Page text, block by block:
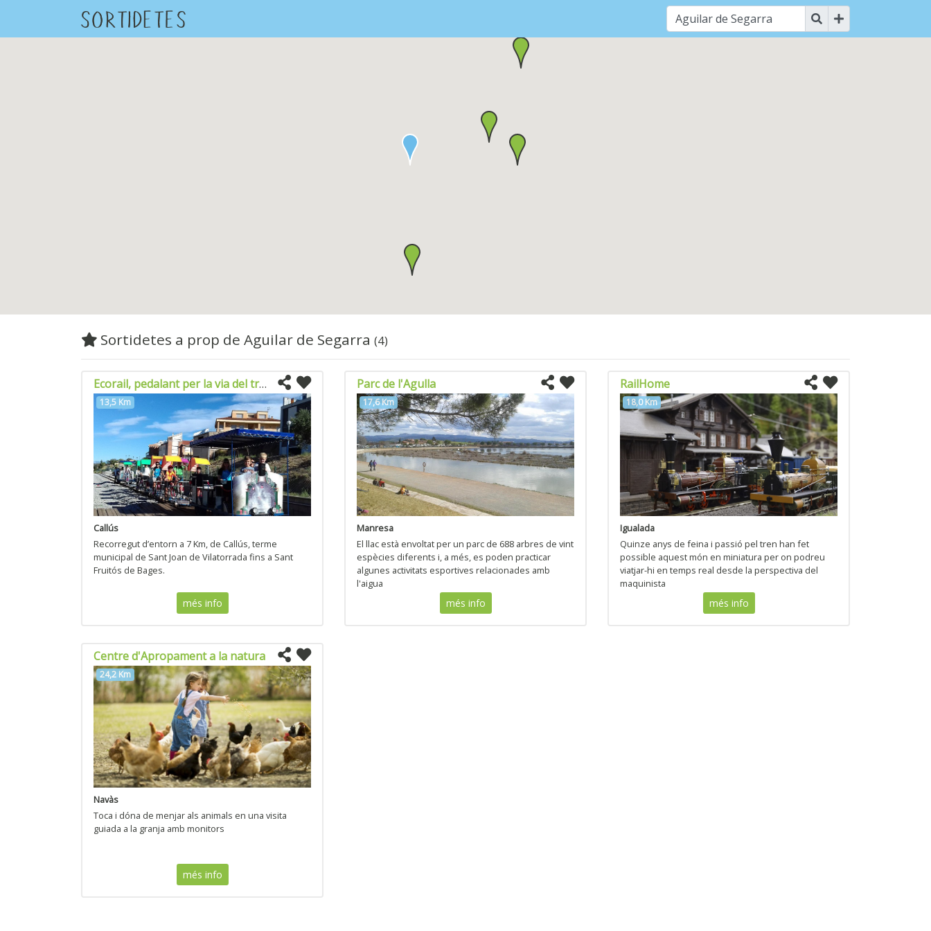
Sortidetes a prop de Aguilar de Segarra (4)
Ecorail, pedalant per la via del tren
13,5 Km
Callús
Recorregut d’entorn a 7 Km, de Callús, terme
municipal de Sant Joan de Vilatorrada fins a Sant
Fruitós de Bages.
més info
Parc de l'Agulla
17,6 Km
Manresa
El llac està envoltat per un parc de 688 arbres de vint
espècies diferents i, a més, es poden practicar
algunes activitats esportives relacionades amb
l'aigua
més info
RailHome
18,0 Km
Igualada
Quinze anys de feina i passió pel tren han fet
possible aquest món en miniatura per on podreu
viatjar-hi en temps real desde la perspectiva del
maquinista
més info
Centre d'Apropament a la natura
24,2 Km
Navàs
Toca i dóna de menjar als animals en una visita
guiada a la granja amb monitors
més info